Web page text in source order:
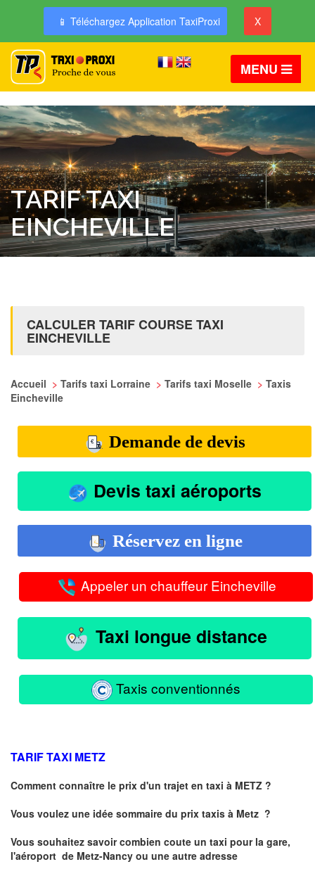
📱 Téléchargez Application TaxiProxi X
MENU
TARIF TAXI
EINCHEVILLE
CALCULER TARIF COURSE TAXI
EINCHEVILLE
Accueil > Tarifs taxi Lorraine > Tarifs taxi Moselle > Taxis
Eincheville
Demande de devis
Devis taxi aéroports
Réservez en ligne
Appeler un chauffeur Eincheville
Taxi longue distance
Taxis conventionnés
TARIF TAXI METZ
Comment connaître le prix d'un trajet en taxi à METZ ?
Vous voulez une idée sommaire du prix taxis à Metz ?
Vous souhaitez savoir combien coute un taxi pour la gare,
l'aéroport de Metz-Nancy ou une autre adresse